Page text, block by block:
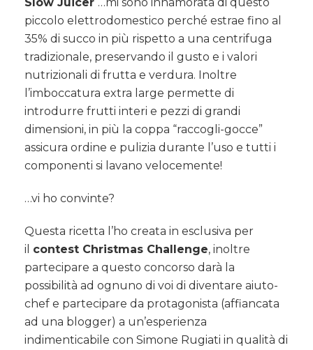
piccolo elettrodomestico perché estrae fino al
35% di succo in più rispetto a una centrifuga
tradizionale, preservando il gusto e i valori
nutrizionali di frutta e verdura. Inoltre
l’imboccatura extra large permette di
introdurre frutti interi e pezzi di grandi
dimensioni, in più la coppa “raccogli-gocce”
assicura ordine e pulizia durante l’uso e tutti i
componenti si lavano velocemente!
…vi ho convinte?
Questa ricetta l’ho creata in esclusiva per
il contest Christmas Challenge, inoltre
partecipare a questo concorso darà la
possibilità ad ognuno di voi di diventare aiuto-
chef e partecipare da protagonista (affiancata
ad una blogger) a un’esperienza
indimenticabile con Simone Rugiati in qualità di